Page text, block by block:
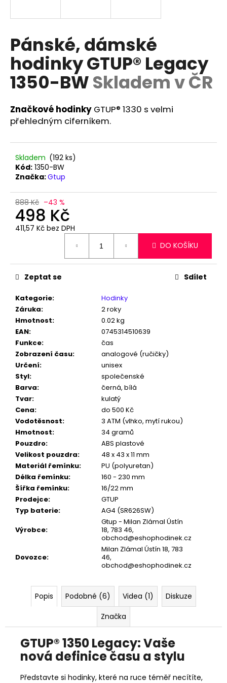
Pánské, dámské
hodinky GTUP® Legacy
1350-BWSkladem v ČR
Značkové hodinky GTUP® 1330 s velmi
přehledným ciferníkem.
Skladem (192 ks)
Kód: 1350-BW
Značka:Gtup
888 Kč –43 %
498 Kč
411,57 Kč bez DPH
DO KOŠÍKU
Kategorie:
Hodinky
Záruka:
2 roky
Hmotnost:
0.02 kg
EAN:
0745314510639
Funkce:
čas
Zobrazení času:
analogové (ručičky)
Určení:
unisex
Styl:
společenské
Barva:
černá, bílá
Tvar:
kulatý
Cena:
do 500 Kč
Vodotěsnost:
3 ATM (vlhko, mytí rukou)
Hmotnost:
34 gramů
Pouzdro:
ABS plastové
Velikost pouzdra:
48 x 43 x 11 mm
Materiál řemínku:
PU (polyuretan)
Délka řemínku:
160 - 230 mm
Šířka řemínku:
16/22 mm
Prodejce:
GTUP
Typ baterie:
AG4 (SR626SW)
Výrobce:
Gtup - Milan Zlámal Ústín
18, 783 46,
obchod@eshophodinek.cz
Dovozce:
Milan Zlámal Ústín 18, 783
46,
obchod@eshophodinek.cz
Zeptat se Sdílet
Popis Podobné (6) Videa (1)
Diskuze
Značka
GTUP® 1350 Legacy: Vaše
nová definice času a stylu
Představte si hodinky, které na ruce téměř necítíte,
í
t
?
HLEDAT
D
o
o
u
č
e
m
HODINKY
UNISEX
GTUP®
ČERVENÉ
GT-
1330R
SKLADEM
ČR
328
Kč
Původně:
780
Kč